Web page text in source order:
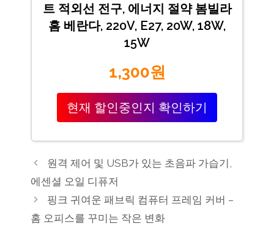
트 적외선 전구, 에너지 절약 봄빌라
홈 베란다, 220V, E27, 20W, 18W,
15W
1,300원
현재 할인중인지 확인하기
원격 제어 및 USB가 있는 초음파 가습기,
에센셜 오일 디퓨저
핑크 귀여운 패브릭 컴퓨터 프레임 커버 –
홈 오피스를 꾸미는 작은 변화